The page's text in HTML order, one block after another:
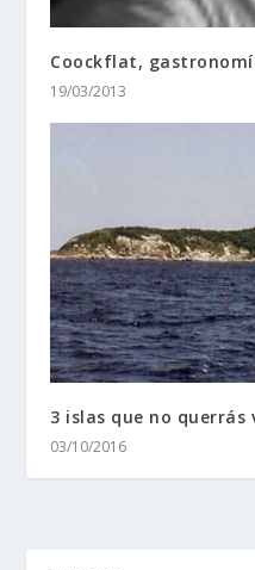
Coockflat,
19/03/2013
3 islas que no querrás
03/10/2016